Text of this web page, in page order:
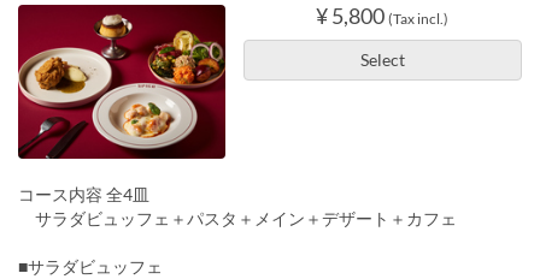
¥ 5,800 (Tax incl.)
Select
コース内容 全4皿
サラダビュッフェ＋パスタ＋メイン＋デザート＋カフェ
■サラダビュッフェ